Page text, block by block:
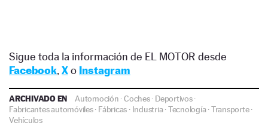
Sigue toda la información de EL MOTOR desde
Facebook, Xo Instagram
ARCHIVADO EN Automoción ·Coches· Deportivos·
Fabricantes automóviles· Fábricas · Industria·Tecnología·Transporte·
Vehículos